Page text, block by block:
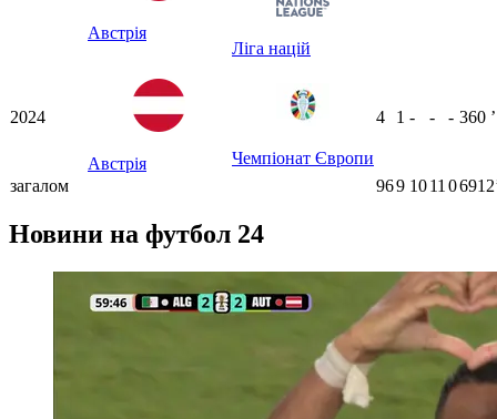
Австрія
Ліга націй
2024
Австрія Чемпіонат Європи
4 1 - - - 360 ʼ
загалом 969 1011 0
Новини на футбол 24